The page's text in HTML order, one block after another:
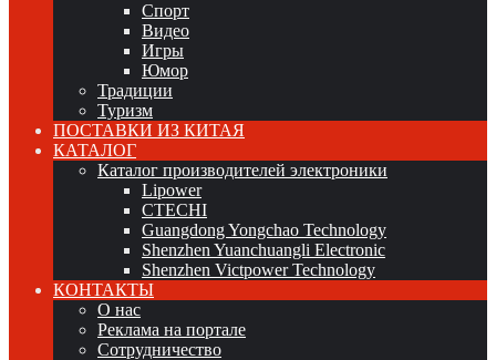
Спорт
Видео
Игры
Юмор
Традиции
Туризм
ПОСТАВКИ ИЗ КИТАЯ
КАТАЛОГ
Каталог производителей электроники
Lipower
CTECHI
Guangdong Yongchao Technology
Shenzhen Yuanchuangli Electronic
Shenzhen Victpower Technology
КОНТАКТЫ
О нас
Реклама на портале
Сотрудничество